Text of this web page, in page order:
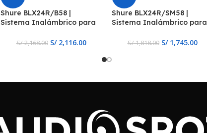
Shure BLX24R/B58 |
Sistema Inalámbrico para
S/2,168.00 S/2,116.00
Shure BLX24R/SM58 |
Sistema Inalámbrico para
S/1,818.00 S/1,745.00